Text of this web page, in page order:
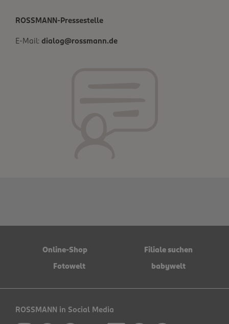
ROSSMANN-Pressestelle
E-Mail: dialog@rossmann.de
Online-Shop
Filiale suchen
Fotowelt
babywelt
ROSSMANN in Social Media